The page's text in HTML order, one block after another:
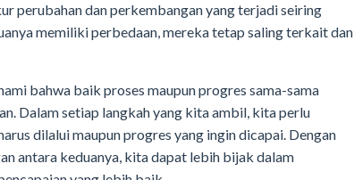
perubahan dan perkembangan yang terjadi seiring
memiliki perbedaan, mereka tetap saling terkait dan
bahwa baik proses maupun progres sama-sama
Dalam setiap langkah yang kita ambil, kita perlu
dilalui maupun progres yang ingin dicapai. Dengan
antara keduanya, kita dapat lebih bijak dalam